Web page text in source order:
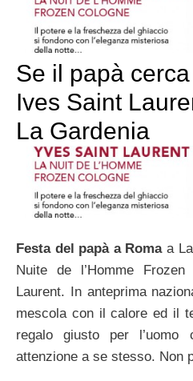
Se il papà
Ives Saint
La Gardenia
Festa del papà a Romaa La
Nuite de l’Homme
Laurent. In anteprima
mescola con il calore ed il
regalo giusto per l’uomo
attenzione a se stesso. Non